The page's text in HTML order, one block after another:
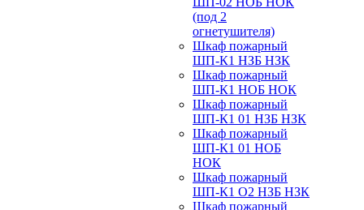
(под 2
огнетушителя)
Шкаф пожарный
ШП-К1 НЗБ НЗК
Шкаф пожарный
ШП-К1 НОБ НОК
Шкаф пожарный
ШП-К1 01 НЗБ НЗК
Шкаф пожарный
ШП-К1 01 НОБ
НОК
Шкаф пожарный
ШП-К1 О2 НЗБ НЗК
Шкаф пожарный